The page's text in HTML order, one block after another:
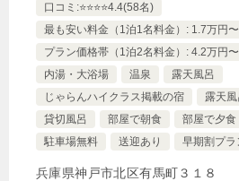
口コミ:⭐️⭐️⭐️⭐️4.4(58名)
最も安い料金（1泊1名料金）: 1.7万円〜
プラン価格帯（1泊2名料金）: 4.2万円
内湯・大浴場
温泉
露天風呂
じゃらんハイクラス掲載の宿
露天
貸切風呂
部屋で朝食 部屋で夕食
駐車場無料
送迎あり 早期割プラ
兵庫県神戸市北区有馬町３１８